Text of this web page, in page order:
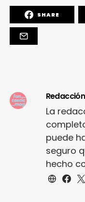
SHARE
Redacción
La
puede
seguro
hecho